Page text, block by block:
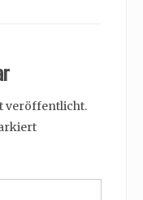
veröffentlicht.